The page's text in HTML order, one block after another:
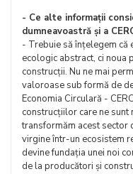
- Ce alte informații
dumneavoastră și a
- Trebuie să înțelegem că
ecologic abstract, ci noua
construcții. Nu ne mai
valoroase sub formă de
Economia Circulară -
construcțiilor care ne sunt
transformăm acest sector
virgine într-un ecosistem
devine fundația unei noi
de la producători și